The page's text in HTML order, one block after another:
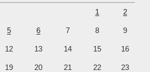
1 2
5 6 7 8 9
12 13 14 15 16
19 20 21 22 23